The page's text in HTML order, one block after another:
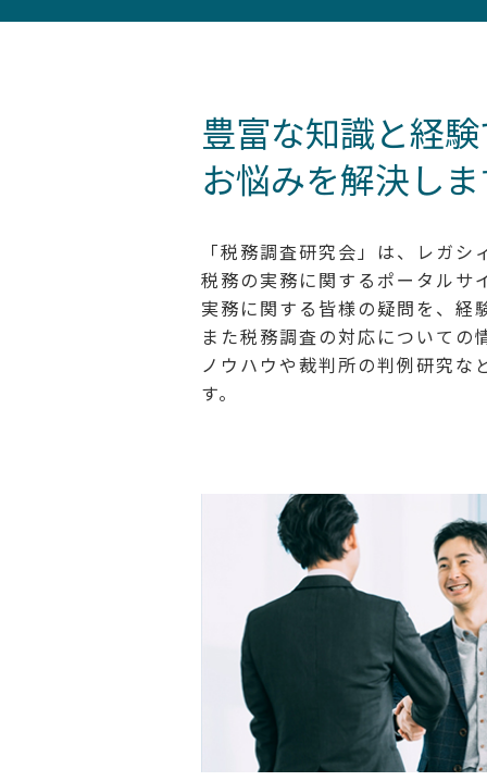
豊富な知識と経
お悩みを解決し
「税務調査研究会」は、レガ
税務の実務に関するポータルサ
実務に関する皆様の疑問を、経
また税務調査の対応について
ノウハウや裁判所の判例研究な
す。